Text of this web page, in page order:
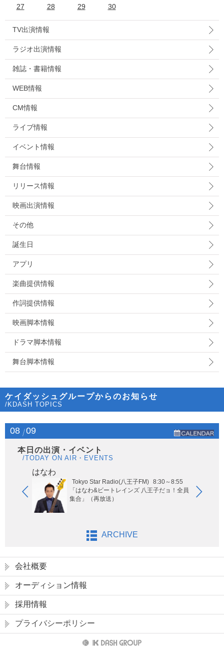
27 28 29 30
TV出演情報
ラジオ出演情報
雑誌・書籍情報
WEB情報
CM情報
ライブ情報
イベント情報
舞台情報
リリース情報
映画出演情報
その他
誕生日
アプリ
楽曲提供情報
作詞提供情報
映画脚本情報
ドラマ脚本情報
舞台脚本情報
ケイダッシュグループからのお知らせ
/KDASH TOPICS
08 09
本日の出演・イベント
/TODAY ON AIR・EVENTS
はなわ
Tokyo Star Radio(八王子FM) 8:30～8:55
「はなわ&ビートレインズ 八王子だョ！全員
集合」（再放送）
ARCHIVE
会社概要
オーディション情報
採用情報
プライバシーポリシー